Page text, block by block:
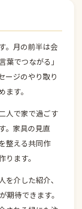
。月の前半は会
葉でつながる」
ージのやり取り
す。
人で家で過ごす
。家具の見直
整える共同作
ます。
介した紹介、
期待できます。